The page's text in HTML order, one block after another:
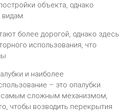
объекта, однако
видам.
более дорогой, однако здесь
использования, что
и наиболее
– это опалубки
самым сложным механизмом,
чтобы возводить перекрытия